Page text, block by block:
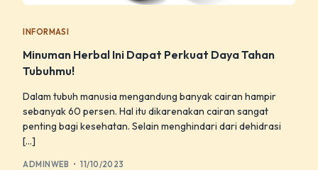
INFORMASI
Minuman Herbal Ini Dapat Perkuat Daya Tahan
Tubuhmu!
Dalam tubuh manusia mengandung banyak cairan hampir
sebanyak 60 persen. Hal itu dikarenakan cairan sangat
penting bagi kesehatan. Selain menghindari dari dehidrasi
[…]
ADMINWEB 11/10/2023